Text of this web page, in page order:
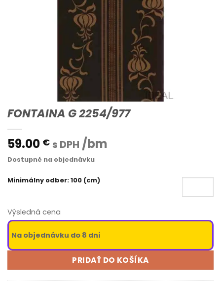
FONTAINA G 2254/977
59.00 € s DPH /bm
Dostupné na objednávku
Minimálny odber: 100 (cm)
Výsledná cena
Na objednávku do 8 dní
PRIDAŤ DO KOŠÍKA